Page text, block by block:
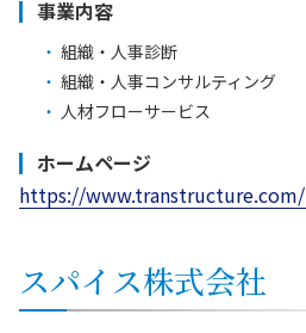
事業内容
組織・人事診断
組織・人事コンサルティング
人材フローサービス
ホームページ
https://www.transtructure.com/
スパイス株式会社